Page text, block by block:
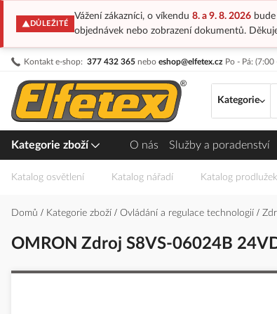
DŮLEŽITÉ
Vážení zákazníci, o víkendu 8. a 9. 8. 2026bude
objednávek nebo zobrazení dokumentů.
Kontakt e-shop: 377 432 365 nebo eshop@elfetex.cz Po - Pá: (7:00
Přejít
obsah
Kategorie
Kategorie zboží O nás Služby a poradenství
Katalog osvětlení Katalog nářadí Katalog prodlužek
Domů Kategorie zboží Ovládání a regulace technologií
OMRON Zdroj S8VS-06024B